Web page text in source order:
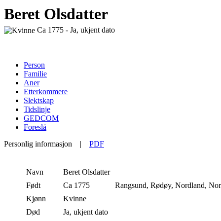
Beret Olsdatter
Ca 1775 - Ja, ukjent dato
Person
Familie
Aner
Etterkommere
Slektskap
Tidslinje
GEDCOM
Foreslå
Personlig informasjon | PDF
Navn Beret Olsdatter
Født
Ca 1775
Rangsund, Rødøy, Nordland,
Kjønn
Kvinne
Død
Ja, ukjent dato